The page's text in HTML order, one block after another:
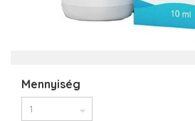
Mennyiség